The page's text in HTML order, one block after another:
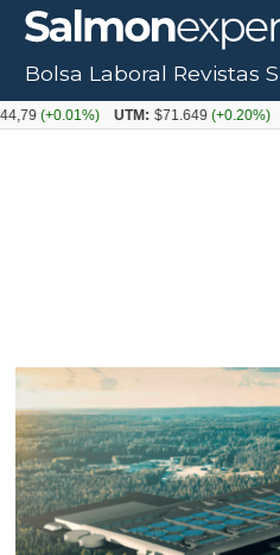
Bolsa Laboral Revistas
UTM: $71.649 (+0.20%) Dólar: